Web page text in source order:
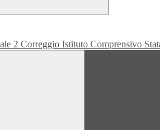
Istituto Comprensivo